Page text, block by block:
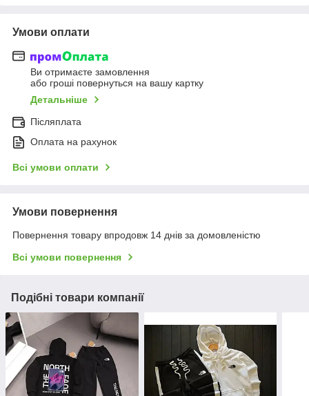
Умови оплати
Ви отримаєте замовлення
або гроші повернуться на вашу картку
Детальніше
Післяплата
Оплата на рахунок
Всі умови оплати
Умови повернення
Повернення товару впродовж 14 днів за домовленістю
Всі умови повернення
Подібні товари компанії